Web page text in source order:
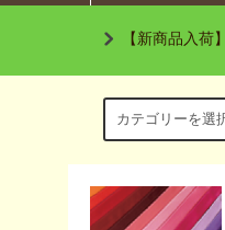
【新商品入荷】